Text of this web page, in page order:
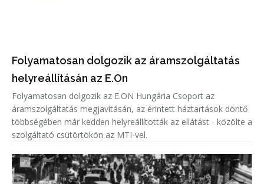
Folyamatosan dolgozik az áramszolgáltatás
helyreállításán az E.On
Folyamatosan dolgozik az E.ON Hungária Csoport az
áramszolgáltatás megjavításán, az érintett háztartások döntő
többségében már kedden helyreállították az ellátást - közölte a
szolgáltató csütörtökön az MTI-vel.